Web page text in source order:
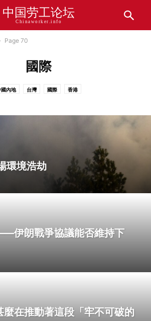
中国劳工论坛
Chinaworker.info
Page 70
國際
國內地 台灣 國際 香港
環境浩劫
伊朗戰爭協議能否維持下
麼在推動著這段「牢不可破的